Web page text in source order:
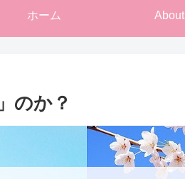
ホーム About
のか？